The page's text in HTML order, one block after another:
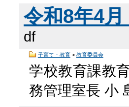
令和8年4
df
子育て・教育> 教育委員会
学校教育課教
務管理室長 小